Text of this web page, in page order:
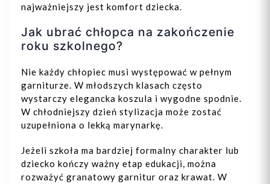
najważniejszy jest komfort dziecka.
Jak ubrać chłopca na zakończenie
roku szkolnego?
Nie każdy chłopiec musi występować w pełnym
garniturze. W młodszych klasach często
wystarczy elegancka koszula i wygodne spodnie.
W chłodniejszy dzień stylizacja może zostać
uzupełniona o lekką marynarkę.
Jeżeli szkoła ma bardziej formalny charakter lub
dziecko kończy ważny etap edukacji, można
rozważyć granatowy garnitur oraz krawat. W